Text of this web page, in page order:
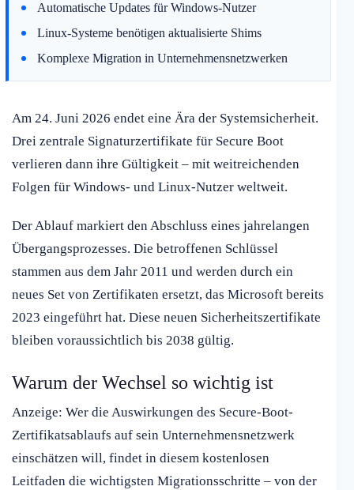
Automatische Updates für Windows-Nutzer
Linux-Systeme benötigen aktualisierte Shims
Komplexe Migration in Unternehmensnetzwerken
Am 24. Juni 2026 endet eine Ära der Systemsicherheit.
Drei zentrale Signaturzertifikate für Secure Boot
verlieren dann ihre Gültigkeit – mit weitreichenden
Folgen für Windows- und Linux-Nutzer weltweit.
Der Ablauf markiert den Abschluss eines jahrelangen
Übergangsprozesses. Die betroffenen Schlüssel
stammen aus dem Jahr 2011 und werden durch ein
neues Set von Zertifikaten ersetzt, das Microsoft bereits
2023 eingeführt hat. Diese neuen Sicherheitszertifikate
bleiben voraussichtlich bis 2038 gültig.
Warum der Wechsel so wichtig ist
Anzeige: Wer die Auswirkungen des Secure-Boot-
Zertifikatsablaufs auf sein Unternehmensnetzwerk
einschätzen will, findet in diesem kostenlosen
Leitfaden die wichtigsten Migrationsschritte – von der